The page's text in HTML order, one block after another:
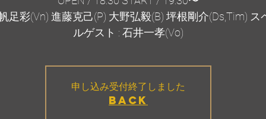
足彩(Vn) 進藤克己(P) 大野弘毅(B) 坪根剛介(Ds,Tim) ス
ルゲスト : 石井一孝(Vo)
申し込み受付終了しました
BACK